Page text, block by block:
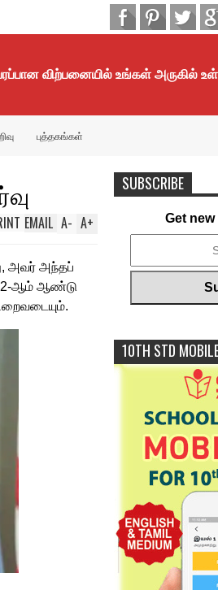
விற்பனையில் உங்கள் அருகில்
புத்தகங்கள்
A+
A-
EMAIL
அவர் அந்தப்
ஆம் ஆண்டு
SUBSCRIBE
Get
10TH STD